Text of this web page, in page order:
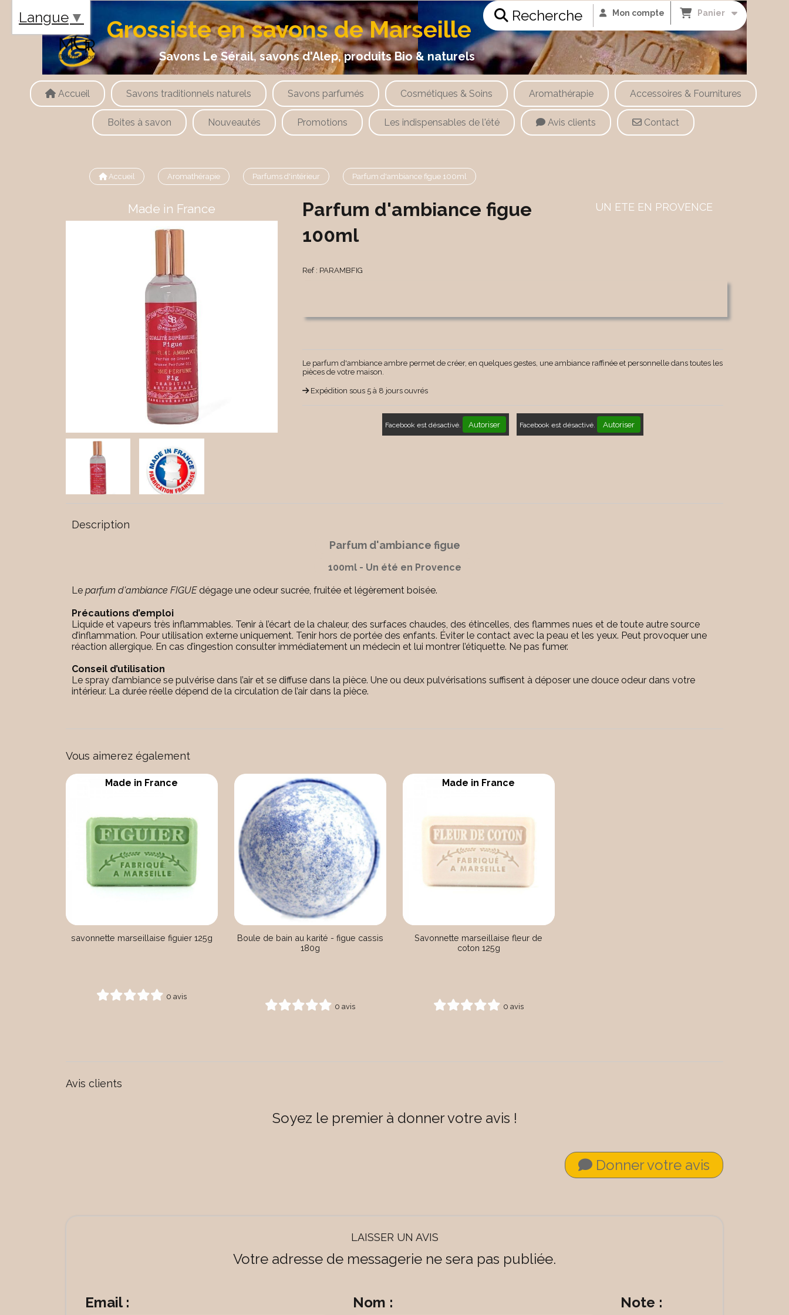
Grossiste en savons de Marseille
Savons Le Sérail, savons d'Alep, produits Bio & naturels
Recherche Mon compte Panier
Accueil Savons traditionnels naturels Savons parfumés Cosmétiques & Soins Aromathérapie Accessoires & Fournitures
Boites à savon Nouveautés Promotions Les indispensables de l'été Avis clients Contact
Accueil Aromathérapie Parfums d'intérieur Parfum d'ambiance figue 100ml
Made in France
Parfum d'ambiance figue
100ml
UN ETE EN PROVENCE
Ref : PARAMBFIG
Le parfum d'ambiance ambre permet de créer, en quelques gestes, une ambiance raffinée et personnelle dans toutes les
pièces de votre maison.
Expédition sous 5 à 8 jours ouvrés
Facebook est désactivé. Autoriser Facebook est désactivé. Autoriser
Description
Parfum d'ambiance figue
100ml - Un été en Provence
Le parfum d'ambiance FIGUEdégage une odeur sucrée, fruitée et légèrement boisée.
Précautions d’emploi
Liquide et vapeurs très inflammables. Tenir à l’écart de la chaleur, des surfaces chaudes, des étincelles, des flammes nues et de toute autre source
d’inflammation. Pour utilisation externe uniquement. Tenir hors de portée des enfants. Éviter le contact avec la peau et les yeux. Peut provoquer une
réaction allergique. En cas d’ingestion consulter immédiatement un médecin et lui montrer l’étiquette. Ne pas fumer.
Conseil d’utilisation
Le spray d’ambiance se pulvérise dans l’air et se diffuse dans la pièce. Une ou deux pulvérisations suffisent à déposer une douce odeur dans votre
intérieur. La durée réelle dépend de la circulation de l’air dans la pièce.
Vous aimerez également
savonnette marseillaise figuier 125g
0 avis
Made in France
Boule de bain au karité - figue cassis
180g
0 avis
Savonnette marseillaise fleur de
coton 125g
0 avis
Made in France
Avis clients
Soyez le premier à donner votre avis !
Donner votre avis
LAISSER UN AVIS
Votre adresse de messagerie ne sera pas publiée.
Email : Nom : Note :
Langue ▼
Panneau de gestion des cookies